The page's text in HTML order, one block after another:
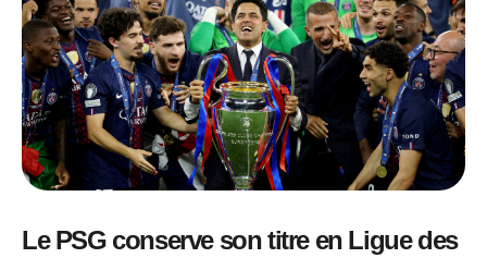
Le PSG conserve son titre en Ligue des